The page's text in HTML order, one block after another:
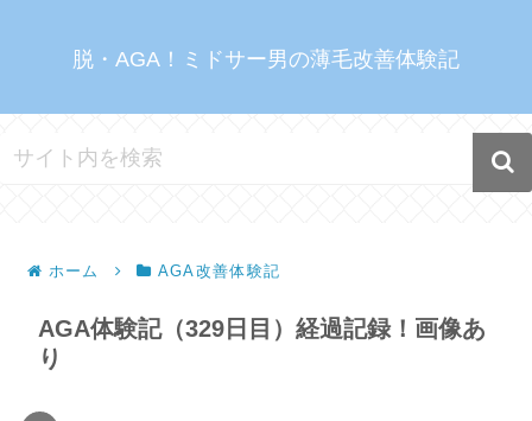
脱・AGA！ミドサー男の薄毛改善体験記
ホーム AGA改善体験記
AGA体験記（329日目）経過記録！画像あ
り